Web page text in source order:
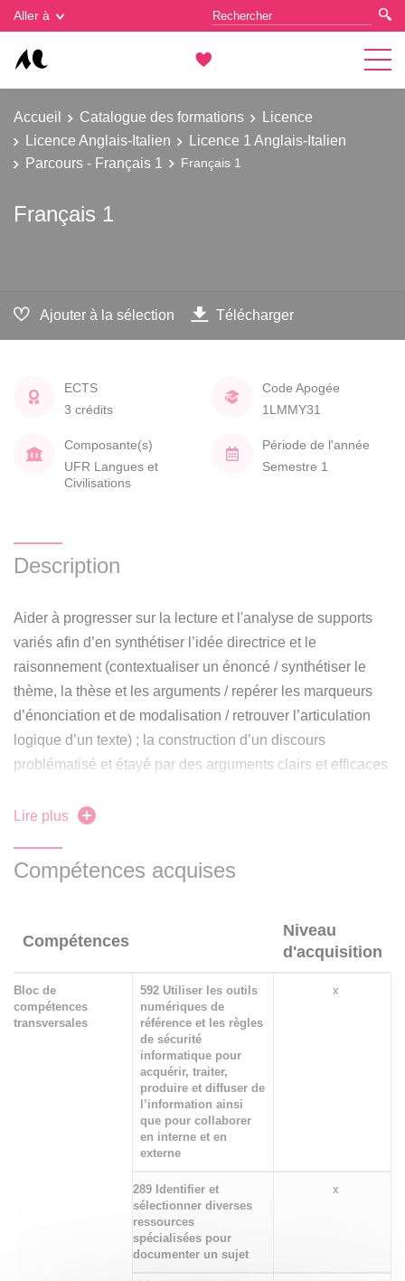
Aller à
Accueil Catalogue des formations
Licence
Licence Anglais-Italien
Licence 1 Anglais-Italien
Parcours - Français 1
Français 1
Français 1
Ajouter à la sélection Télécharger
ECTS
3 crédits
Code Apogée
1LMMY31
Composante(s)
UFR Langues et
Civilisations
Période de l'année
Semestre 1
Description
Aider à progresser sur la lecture et l'analyse de supports
variés afin d’en synthétiser l’idée directrice et le
raisonnement (contextualiser un énoncé / synthétiser le
thème, la thèse et les arguments / repérer les marqueurs
d’énonciation et de modalisation / retrouver l’articulation
logique d’un texte) ; la construction d’un discours
problématisé et étayé par des arguments clairs et efficaces
argumentation / passer de l’exemple concret à l’argument
orthographe). À terme, les étudiants doivent maîtriser les
principaux exercices sur lesquels ils seront évalués dans
de la licence et perfectionner leur expression en français,
pour améliorer leurs compétences de traducteurs.
Lire plus
Compétences acquises
Compétences
Niveau
d'acquisition
Bloc de
compétences
transversales
592 Utiliser les outils
numériques de
référence et les règles
de sécurité
informatique pour
acquérir, traiter,
produire et diffuser de
l’information ainsi
que pour collaborer
en interne et en
externe
x
289 Identifier et
sélectionner diverses
ressources
spécialisées pour
documenter un sujet
x
Gestion des cookies